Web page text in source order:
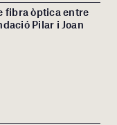
fibra òptica entre
Pilar i Joan